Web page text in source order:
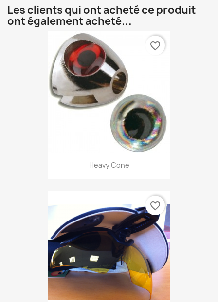
Les clients qui ont acheté ce produit
ont également acheté...
Heavy Cone
favorite_border
favorite_border